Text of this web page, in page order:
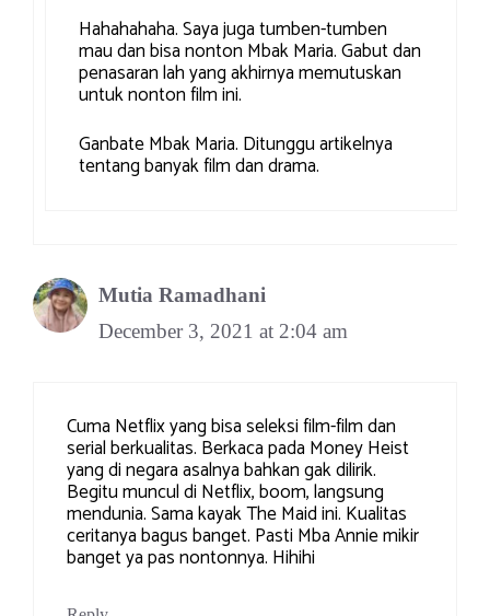
Hahahahaha. Saya juga tumben-tumben
mau dan bisa nonton Mbak Maria. Gabut dan
penasaran lah yang akhirnya memutuskan
untuk nonton film ini.
Ganbate Mbak Maria. Ditunggu artikelnya
tentang banyak film dan drama.
Mutia Ramadhani
December 3, 2021 at 2:04 am
Cuma Netflix yang bisa seleksi film-film dan
serial berkualitas. Berkaca pada Money Heist
yang di negara asalnya bahkan gak dilirik.
Begitu muncul di Netflix, boom, langsung
mendunia. Sama kayak The Maid ini. Kualitas
ceritanya bagus banget. Pasti Mba Annie mikir
banget ya pas nontonnya. Hihihi